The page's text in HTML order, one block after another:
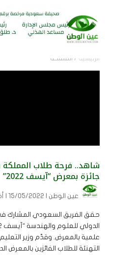
الرئيسية / المملكة
جائزة بمعرض “آيسف 2022”
عين الوطن | 15/05/2022 | أخبار محلية، عاجل
حقق الفريق السعودي المشارك
علمية بالمعرض. وقدّم وزير
التهنئة للطلاب الفائزين بالمعرض